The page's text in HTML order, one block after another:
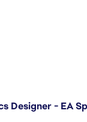
Designer - EA